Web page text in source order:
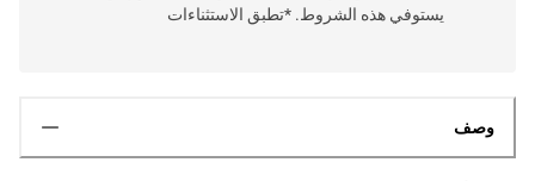
يستوفي هذه الشروط. *تطبق الاستثناءات
وصف